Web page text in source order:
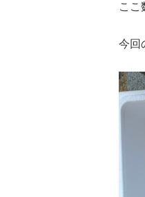
ここ
今回